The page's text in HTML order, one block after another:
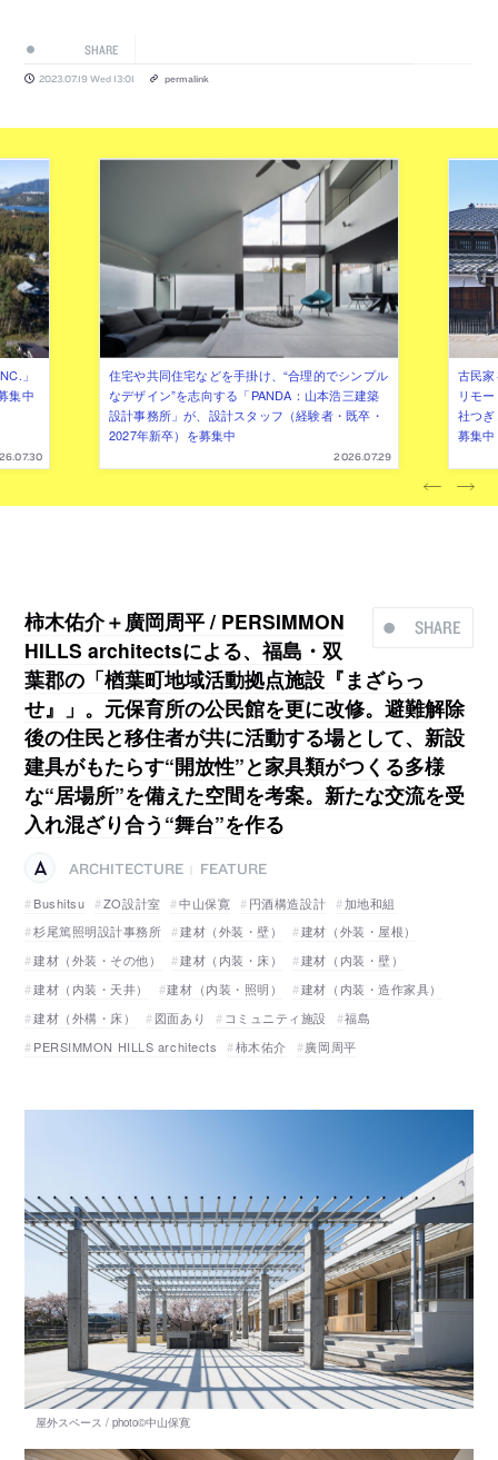
SHARE
2023.07.19 Wed 13:01 permalink
」
集中
住宅や共同住宅などを手掛け、“合理的でシンプル
なデザイン”を志向する「PANDA：山本浩三建築
設計事務所」が、設計スタッフ（経験者・既卒・
2027年新卒）を募集中
2026.07.29
古民
リモ
社つ
募集中
SHARE
柿木佑介＋廣岡周平 / PERSIMMON
HILLS architectsによる、福島・双
葉郡の「楢葉町地域活動拠点施設『まざらっ
せ』」。元保育所の公民館を更に改修。避難解除
後の住民と移住者が共に活動する場として、新設
建具がもたらす“開放性”と家具類がつくる多様
な“居場所”を備えた空間を考案。新たな交流を受
入れ混ざり合う“舞台”を作る
ARCHITECTURE
FEATURE
Bushitsu
ZO設計室 中山保寛 円酒構造設計
加地和組
杉尾篤照明設計事務所
建材（外装・壁）
建材（外装・屋根）
建材（外装・その他）
建材（内装・床）
建材（内装・壁）
建材（内装・天井）
建材（内装・照明）
建材（内装・造作家具）
建材（外構・床）
図面あり コミュニティ施設
福島
PERSIMMON HILLS architects
柿木佑介 廣岡周平